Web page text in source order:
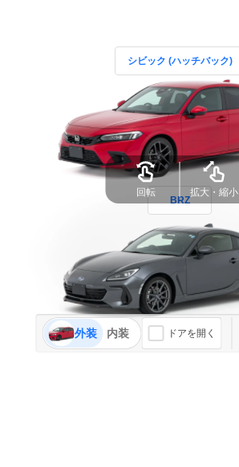
シビック (ハッチバック)
BRZ
外装 内装 ドアを開く
回転 拡大・縮小